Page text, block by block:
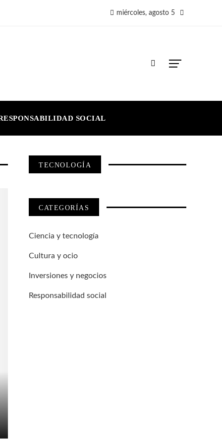
miércoles, agosto 5
SOCIAL
TECNOLOGÍA
CATEGORÍAS
Ciencia y tecnología
Cultura y ocio
Inversiones y negocios
Responsabilidad social